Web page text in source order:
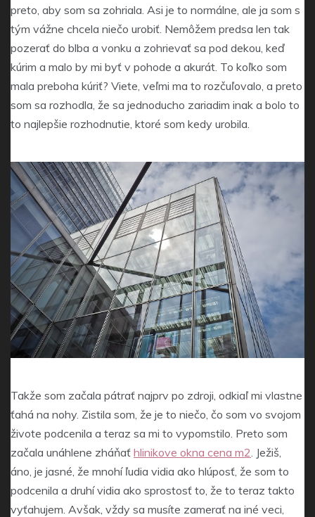
preto, aby som sa zohriala. Asi je to normálne, ale ja som s
tým vážne chcela niečo urobiť. Nemôžem predsa len tak
pozerať do blba a vonku a zohrievať sa pod dekou, keď
kúrim a malo by mi byť v pohode a akurát. To koľko som
mala preboha kúriť? Viete, veľmi ma to rozčuľovalo, a preto
som sa rozhodla, že sa jednoducho zariadim inak a bolo to
to najlepšie rozhodnutie, ktoré som kedy urobila.
Takže som začala pátrať najprv po zdroji, odkiaľ mi vlastne
ťahá na nohy. Zistila som, že je to niečo, čo som vo svojom
živote podcenila a teraz sa mi to vypomstilo. Preto som
začala unáhlene zháňať hlinikove okna cena m2 . Ježiš,
áno, je jasné, že mnohí ľudia vidia ako hlúposť, že som to
podcenila a druhí vidia ako sprostosť to, že to teraz takto
vyťahujem. Avšak, vždy sa musíte zamerať na iné veci,